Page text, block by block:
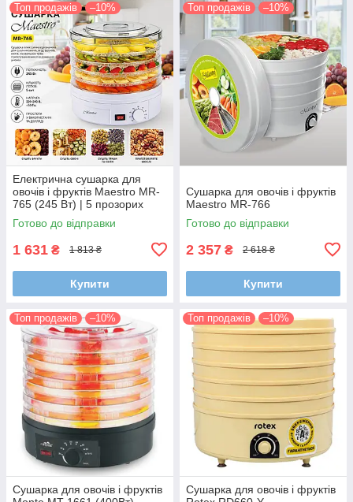
Топ продажів –10%
Електрична сушарка для
овочів і фруктів Maestro MR-
765 (245 Вт) | 5 прозорих
лотків для домашніх
заготовок
Готово до відправки
1 631 ₴ 1 813 ₴
Купити
Топ продажів –10%
Сушарка для овочів і фруктів
Maestro MR-766
Готово до відправки
2 357 ₴ 2 618 ₴
Купити
Топ продажів –10%
Сушарка для овочів і фруктів
Топ продажів –10%
Сушарка для овочів і фруктів